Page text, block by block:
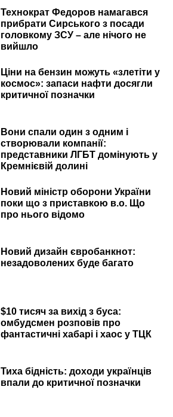
Технократ Федоров намагався
прибрати Сирського з посади
головкому ЗСУ – але нічого не
вийшло
Ціни на бензин можуть «злетіти у
космос»: запаси нафти досягли
критичної позначки
Вони спали один з одним і
створювали компанії:
представники ЛГБТ домінують у
Кремнієвій долині
Новий міністр оборони України
поки що з приставкою в.о. Що
про нього відомо
Новий дизайн євробанкнот:
незадоволених буде багато
$10 тисяч за вихід з буса:
омбудсмен розповів про
фантастичні хабарі і хаос у ТЦК
Тиха бідність: доходи українців
впали до критичної позначки